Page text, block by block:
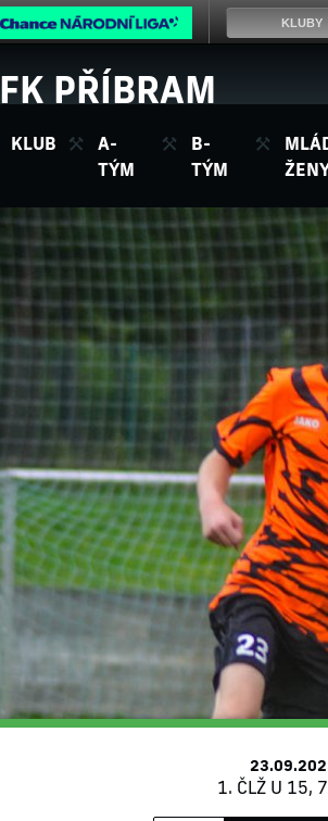
FK PŘÍBRAM
KLUB
A-
TÝM
B-
TÝM
1. ČLŽ U 15,
KLUBY